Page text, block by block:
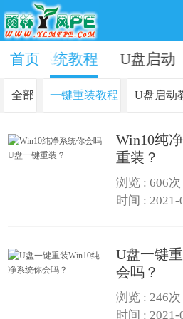
系统教程 U盘启动
首页
全部 一键重装教程 U盘启动
Win10纯
重装？
浏览 : 606次
时间 : 2021-
U盘一键
会吗？
浏览 : 246次
时间 : 2021-